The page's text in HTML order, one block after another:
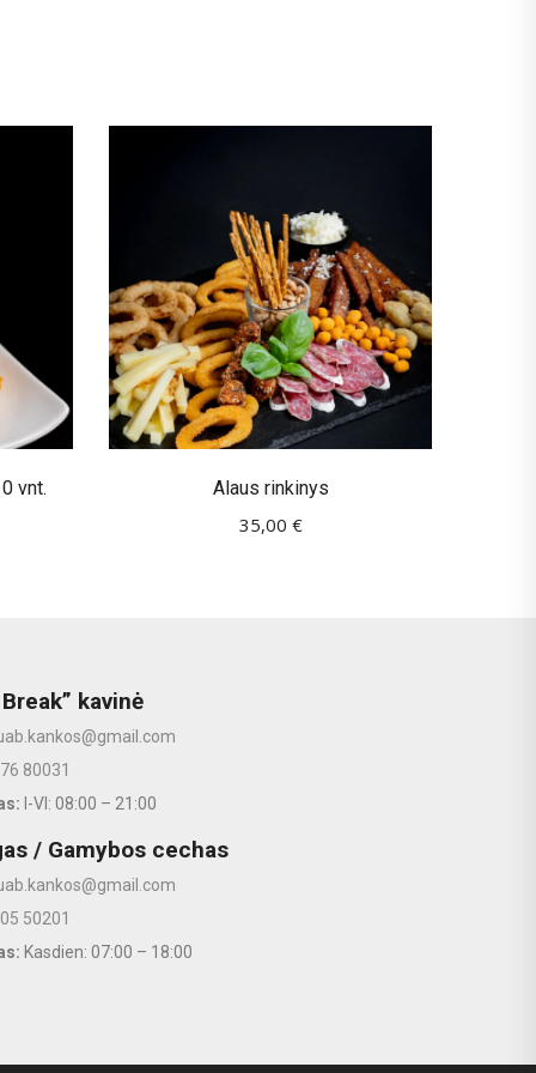
vnt. Alaus rinkinys
35,00 €
kavinė
80031
I-VI: 08:00 – 21:00
/ Gamybos cechas
50201
Kasdien: 07:00 – 18:00